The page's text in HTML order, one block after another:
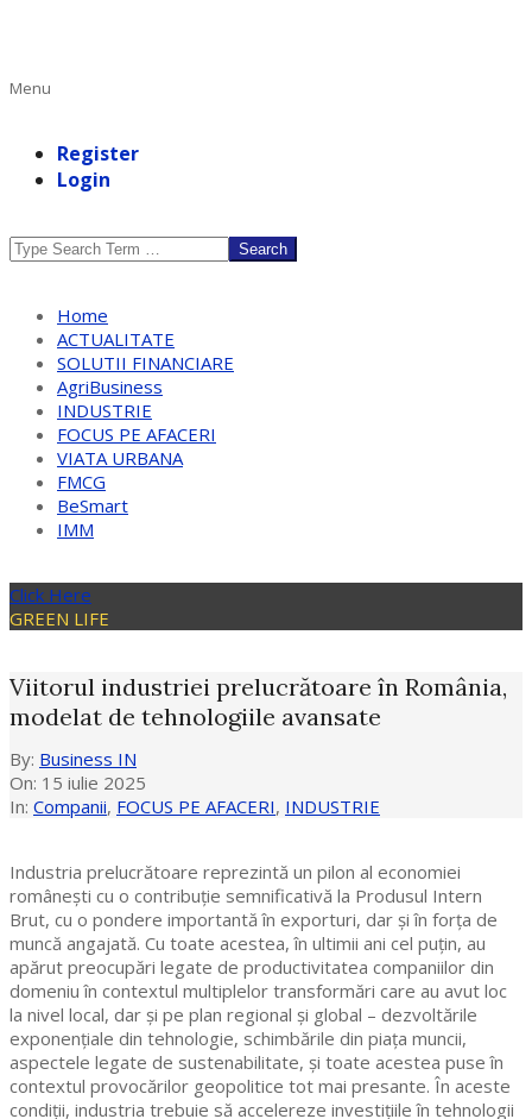
Primary
Menu
Register
Login
Search
Home
ACTUALITATE
SOLUTII FINANCIARE
AgriBusiness
INDUSTRIE
FOCUS PE AFACERI
VIATA URBANA
FMCG
BeSmart
IMM
Click Here
GREEN LIFE
Viitorul industriei prelucrătoare în România,
modelat de tehnologiile avansate
By: Business IN
On: 15 iulie 2025
In: Companii, FOCUS PE AFACERI, INDUSTRIE
Industria prelucrătoare reprezintă un pilon al economiei
românești cu o contribuție semnificativă la Produsul Intern
Brut, cu o pondere importantă în exporturi, dar și în forța de
muncă angajată. Cu toate acestea, în ultimii ani cel puțin, au
apărut preocupări legate de productivitatea companiilor din
domeniu în contextul multiplelor transformări care au avut loc
la nivel local, dar și pe plan regional și global – dezvoltările
exponențiale din tehnologie, schimbările din piața muncii,
aspectele legate de sustenabilitate, și toate acestea puse în
contextul provocărilor geopolitice tot mai presante. În aceste
condiții, industria trebuie să accelereze investițiile în tehnologii